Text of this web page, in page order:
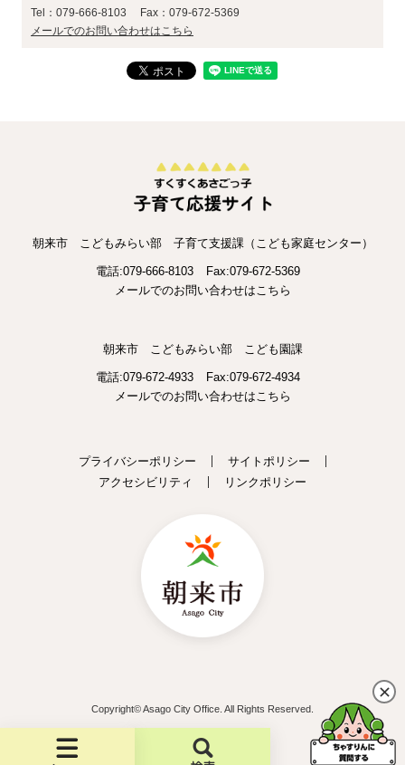
Tel：079-666-8103
Fax：079-672-5369
メールでのお問い合わせはこちら
朝来市 こどもみらい部 子育て支援課（こども家庭センター）
電話:079-666-8103
Fax:079-672-5369
メールでのお問い合わせはこちら
朝来市 こどもみらい部 こども園課
電話:079-672-4933
Fax:079-672-4934
メールでのお問い合わせはこちら
プライバシーポリシー
サイトポリシー
アクセシビリティ
リンクポリシー
Copyright© Asago City Office. All Rights Reserved.